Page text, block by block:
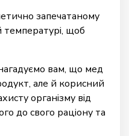
запечатаному
температурі, щоб
вам, що мед
але й корисний
організму від
до свого раціону та